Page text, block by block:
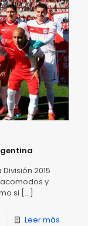
2015
y
si […]
Leer más